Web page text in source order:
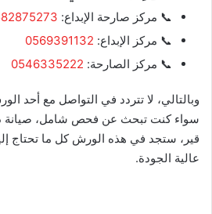
📞 مركز صارحة الإبداع:
📞 مركز الإبداع: 0569391132
📞 مركز الصارحة: 0546335222
وبالتالي، لا تتردد في التواصل مع أحد
سواء كنت تبحث عن فحص شامل، صيانة
قير، ستجد في هذه الورش كل ما تحتاج
عالية الجودة.